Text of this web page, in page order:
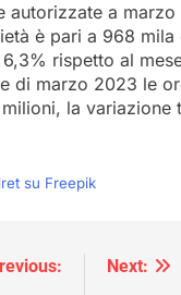
autorizzate a
è pari a 968 mila
rispetto al
di marzo 2023 le
la variazione
su Freepik
Next: